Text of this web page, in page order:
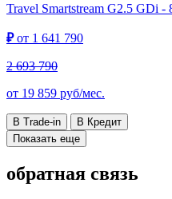
Travel Smartstream G2.5 GDi
₽от 1 641 790
2 693 790
от 19 859 руб/мес.
В Trade-in
В Кредит
Показать еще
обратная связь